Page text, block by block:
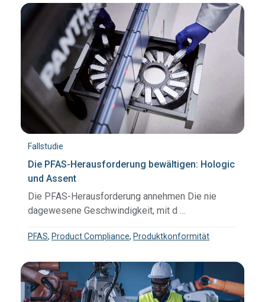
Fallstudie
Die PFAS-Herausforderung bewältigen: Hologic
und Assent
Die PFAS-Herausforderung annehmen Die nie
dagewesene Geschwindigkeit, mit d …
PFAS, Product Compliance, Produktkonformität